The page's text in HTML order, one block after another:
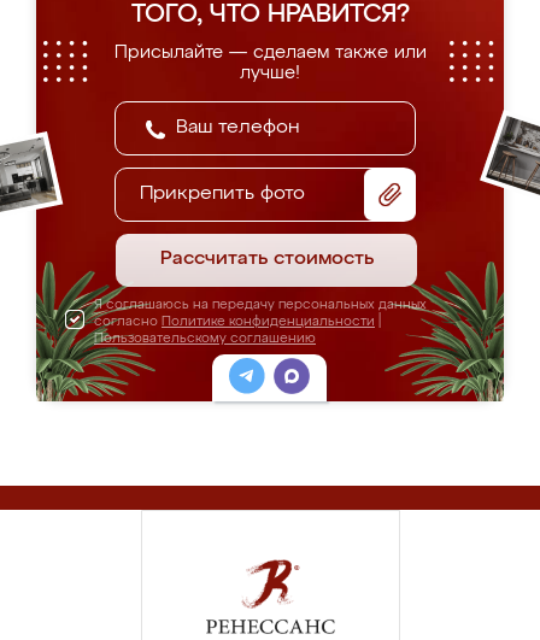
ТОГО, ЧТО НРАВИТСЯ?
Присылайте — сделаем также или
лучше!
Прикрепить фото
Рассчитать стоимость
Я соглашаюсь на передачу персональных данных
согласно Политике конфиденциальности
Пользовательскому соглашению